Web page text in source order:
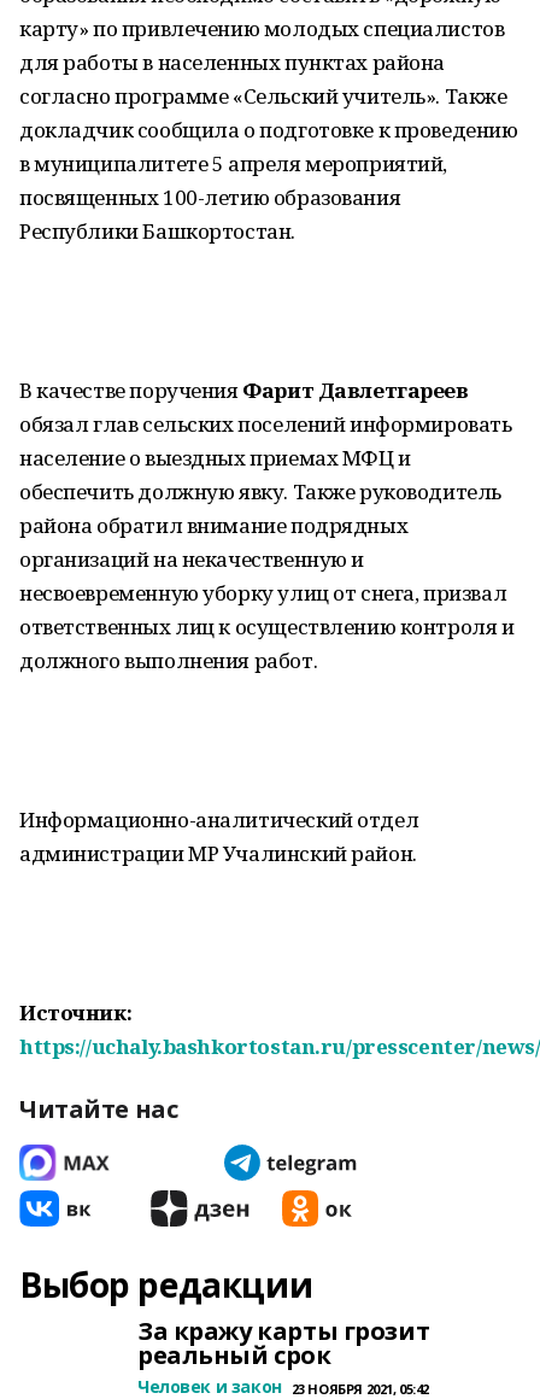
карту» по привлечению молодых специалистов
для работы в населенных пунктах района
согласно программе «Сельский учитель». Также
докладчик сообщила о подготовке к проведению
в муниципалитете 5 апреля мероприятий,
посвященных 100-летию образования
Республики Башкортостан.
В качестве порученияФарит Давлетгареев
обязал глав сельских поселений информировать
население о выездных приемах МФЦ и
обеспечить должную явку. Также руководитель
района обратил внимание подрядных
организаций на некачественную и
несвоевременную уборку улиц от снега, призвал
ответственных лиц к осуществлению контроля и
должного выполнения работ.
Информационно-аналитический отдел
администрации МР Учалинский район.
Источник:
https://uchaly.bashkortostan.ru/presscenter/news/
Читайте нас
Выбор редакции
За кражу карты грозит
реальный срок
Человек и закон 23 НОЯБРЯ 2021, 05:42